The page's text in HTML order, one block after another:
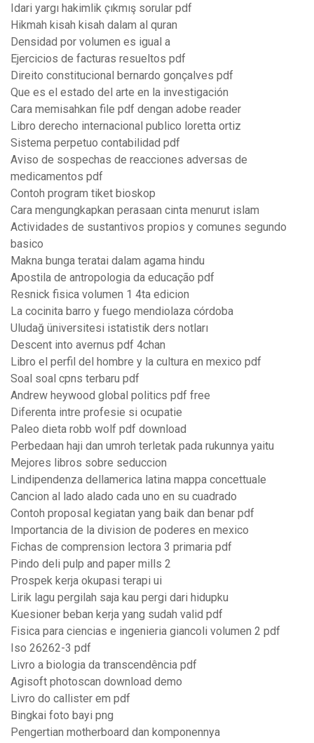
Idari yargı hakimlik çıkmış sorular pdf
Hikmah kisah kisah dalam al quran
Densidad por volumen es igual a
Ejercicios de facturas resueltos pdf
Direito constitucional bernardo gonçalves pdf
Que es el estado del arte en la investigación
Cara memisahkan file pdf dengan adobe reader
Libro derecho internacional publico loretta ortiz
Sistema perpetuo contabilidad pdf
Aviso de sospechas de reacciones adversas de
medicamentos pdf
Contoh program tiket bioskop
Cara mengungkapkan perasaan cinta menurut islam
Actividades de sustantivos propios y comunes segundo
basico
Makna bunga teratai dalam agama hindu
Apostila de antropologia da educação pdf
Resnick fisica volumen 1 4ta edicion
La cocinita barro y fuego mendiolaza córdoba
Uludağ üniversitesi istatistik ders notları
Descent into avernus pdf 4chan
Libro el perfil del hombre y la cultura en mexico pdf
Soal soal cpns terbaru pdf
Andrew heywood global politics pdf free
Diferenta intre profesie si ocupatie
Paleo dieta robb wolf pdf download
Perbedaan haji dan umroh terletak pada rukunnya yaitu
Mejores libros sobre seduccion
Lindipendenza dellamerica latina mappa concettuale
Cancion al lado alado cada uno en su cuadrado
Contoh proposal kegiatan yang baik dan benar pdf
Importancia de la division de poderes en mexico
Fichas de comprension lectora 3 primaria pdf
Pindo deli pulp and paper mills 2
Prospek kerja okupasi terapi ui
Lirik lagu pergilah saja kau pergi dari hidupku
Kuesioner beban kerja yang sudah valid pdf
Fisica para ciencias e ingenieria giancoli volumen 2 pdf
Iso 26262-3 pdf
Livro a biologia da transcendência pdf
Agisoft photoscan download demo
Livro do callister em pdf
Bingkai foto bayi png
Pengertian motherboard dan komponennya